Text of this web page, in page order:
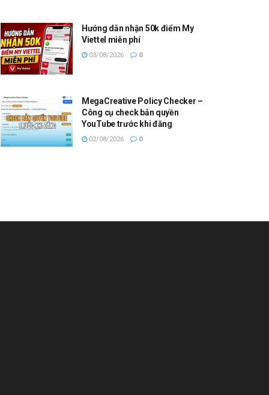
Hướng dẫn nhận 50k điểm My
Viettel miễn phí
03/08/2026 0
MegaCreative Policy Checker –
Công cụ check bản quyền
YouTube trước khi đăng
02/08/2026 0